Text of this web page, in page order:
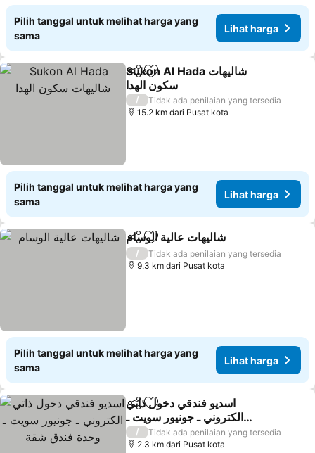
Pilih tanggal untuk melihat harga yang
sama
Lihat harga
BagikanTambahkan ke favorit
Sukon Al Hada شاليهات
سكون الهدا
Lihat harga
/
Tidak ada penilaian yang tersedia
15.2 km dari Pusat kota
Pilih tanggal untuk melihat harga yang
sama
Lihat harga
BagikanTambahkan ke favorit
شاليهات عالية الوسام
/
Tidak ada penilaian yang tersedia
9.3 km dari Pusat kota
Pilih tanggal untuk melihat harga yang
sama
Lihat harga
BagikanTambahkan ke favorit
اسديو فندقي دخول ذاتي
الكتروني ـ جونيور سويت ـ
وحدة فندق شقة
Lihat harga
/
Tidak ada penilaian yang tersedia
2.3 km dari Pusat kota